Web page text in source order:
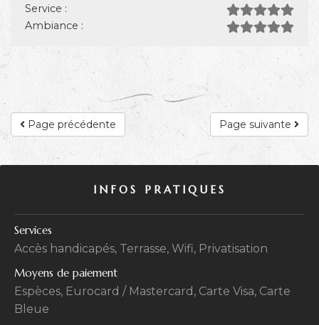
Service :
Ambiance :
Page suivante
Page précédente
INFOS PRATIQUES
Services
Accès handicapés, Terrasse, Wifi, Privatisation
Moyens de paiement
Espèces, Eurocard / Mastercard, Carte Visa, Carte
Bleue